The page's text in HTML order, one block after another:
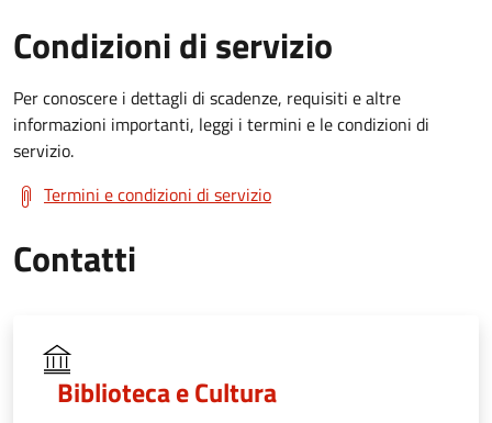
Condizioni di servizio
Per conoscere i dettagli di scadenze, requisiti e altre
informazioni importanti, leggi i termini e le condizioni di
servizio.
Termini e condizioni di servizio
Contatti
Biblioteca e Cultura